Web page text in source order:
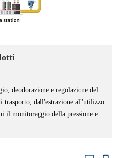
deodorazione e regolazione del
trasporto, dall'estrazione all'utilizzo
il monitoraggio della pressione e
è fondamentale per